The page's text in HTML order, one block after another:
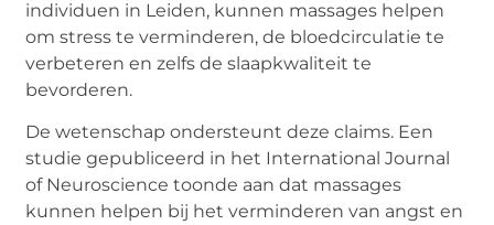
individuen in Leiden, kunnen massages helpen
om stress te verminderen, de bloedcirculatie te
verbeteren en zelfs de slaapkwaliteit te
bevorderen.
De wetenschap ondersteunt deze claims. Een
studie gepubliceerd in het International Journal
of Neuroscience toonde aan dat massages
kunnen helpen bij het verminderen van angst en